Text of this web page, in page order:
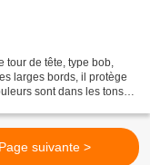
tour de tête, type bob,
larges bords, il protège
sont dans les tons
Page suivante >